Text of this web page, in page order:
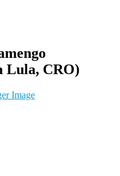
Lula, CRO)
Image